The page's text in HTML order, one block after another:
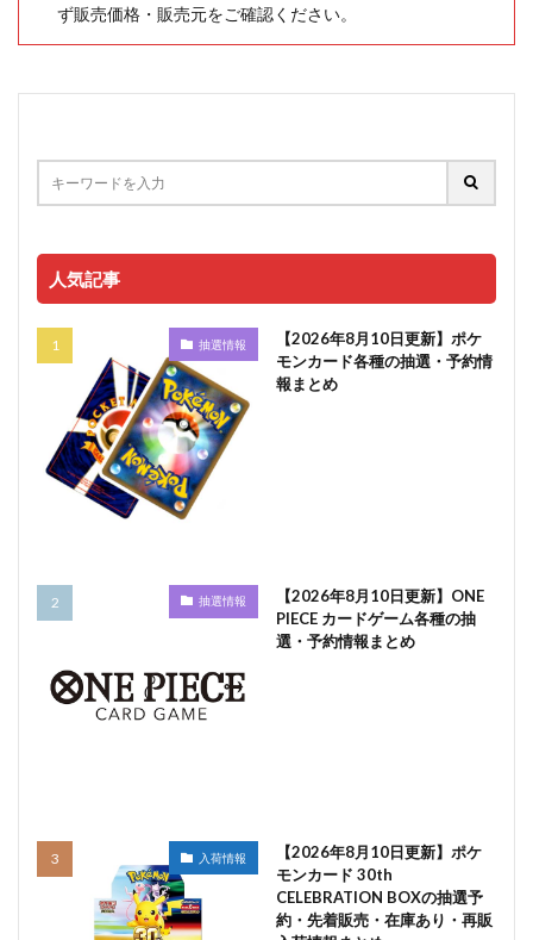
ず販売価格・販売元をご確認ください。
人気記事
抽選情報
【2026年8月10日更新】ポケ
モンカード各種の抽選・予約情
報まとめ
抽選情報
【2026年8月10日更新】ONE
PIECE カードゲーム各種の抽
選・予約情報まとめ
入荷情報
【2026年8月10日更新】ポケ
モンカード 30th
CELEBRATION BOXの抽選予
約・先着販売・在庫あり・再販